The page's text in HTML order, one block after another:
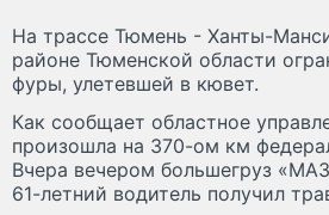
На трассе Тюмень - Ханты-
районе Тюменской области
фуры, улетевшей в кювет.
Как сообщает областное
произошла на 370-ом км
Вчера вечером большегруз
61-летний водитель получил